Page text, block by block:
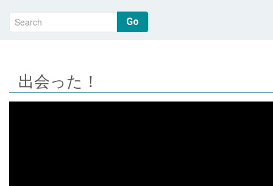
堀江 真代 Go
出会った！